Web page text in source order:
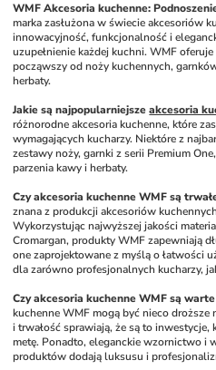
WMF Akcesoria kuchenne:
marka zasłużona w świecie akcesoriów
innowacyjność, funkcjonalność i
uzupełnienie każdej kuchni. WMF
począwszy od noży kuchennych,
herbaty.
Jakie są najpopularniejsze akcesoria
różnorodne akcesoria kuchenne, które
wymagających kucharzy. Niektóre z
zestawy noży, garnki z serii Premium
parzenia kawy i herbaty.
Czy akcesoria kuchenne WMF są
znana z produkcji akcesoriów
Wykorzystując najwyższej jakości
Cromargan, produkty WMF zapewniają
one zaprojektowane z myślą o łatwości
dla zarówno profesjonalnych kucharzy,
Czy akcesoria kuchenne WMF są
kuchenne WMF mogą być nieco
i trwałość sprawiają, że są to inwestycje,
metę. Ponadto, eleganckie wzornictwo i
produktów dodają luksusu i